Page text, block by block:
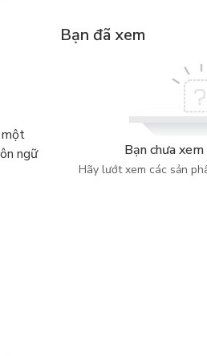
một
ngữ
Bạn đã xem
Bạn chưa
Hãy lướt xem các sản